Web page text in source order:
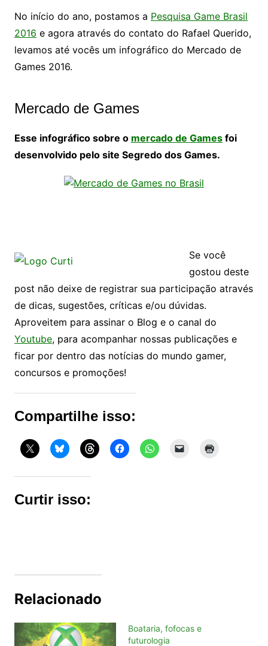
No início do ano, postamos a Pesquisa Game Brasil
2016 e agora através do contato do Rafael Querido,
levamos até vocês um infográfico do Mercado de
Games 2016.
Mercado de Games
Esse infográfico sobre o mercado de Gamesfoi
desenvolvido pelo site Segredo dos Games.
Se você
gostou deste
post não deixe de registrar sua participação através
de dicas, sugestões, críticas e/ou dúvidas.
Aproveitem para assinar o Blog e o canal do
Youtube, para acompanhar nossas publicações e
ficar por dentro das notícias do mundo gamer,
concursos e promoções!
Compartilhe isso:
Curtir isso:
Relacionado
Boataria, fofocas e
futurologia